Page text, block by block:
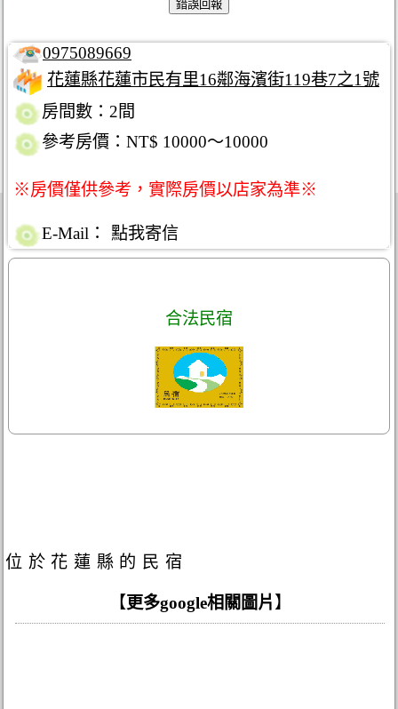
0975089669
花蓮縣花蓮市民有里16鄰海濱街119巷7之1號
房間數：2間
參考房價：NT$ 10000～10000
※房價僅供參考，實際房價以店家為準※
E-Mail： 點我寄信
合法民宿
位於花蓮縣的民宿
【 更多google相關圖片 】